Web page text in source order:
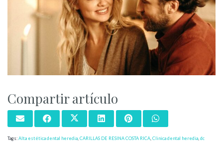
Compartir artículo
Tags:Alta estética dental heredia,CARILLAS DE RESINA COSTA RICA,Clinica dental heredia,dc